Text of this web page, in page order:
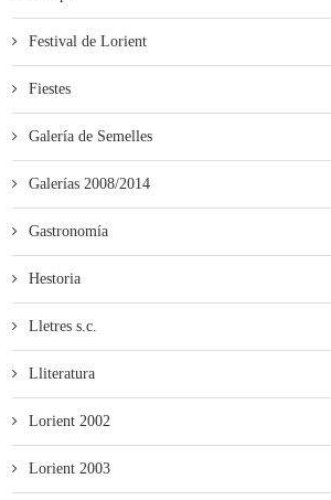
Festival de Lorient
Fiestes
Galería de Semelles
Galerías 2008/2014
Gastronomía
Hestoria
Lletres s.c.
Lliteratura
Lorient 2002
Lorient 2003